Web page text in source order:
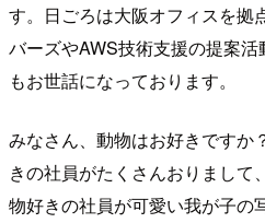
す。日ごろは大阪オフィスを拠
バーズやAWS技術支援の提案
もお世話になっております。
みなさん、動物はお好きですか
きの社員がたくさんおりまして
物好きの社員が可愛い我が子の